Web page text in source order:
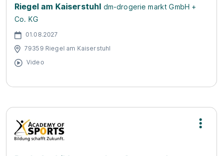
Riegel am Kaiserstuhl dm-drogerie markt GmbH +
Co. KG
01.08.2027
79359 Riegel am Kaiserstuhl
Video